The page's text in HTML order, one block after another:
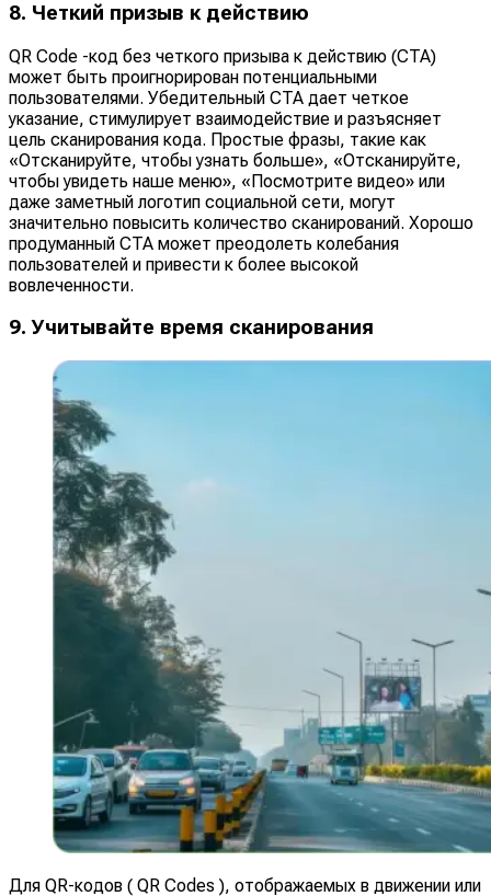
8. Четкий призыв к действию
QR Code -код без четкого призыва к действию (CTA)
может быть проигнорирован потенциальными
пользователями. Убедительный CTA дает четкое
указание, стимулирует взаимодействие и разъясняет
цель сканирования кода. Простые фразы, такие как
«Отсканируйте, чтобы узнать больше», «Отсканируйте,
чтобы увидеть наше меню», «Посмотрите видео» или
даже заметный логотип социальной сети, могут
значительно повысить количество сканирований. Хорошо
продуманный CTA может преодолеть колебания
пользователей и привести к более высокой
вовлеченности.
9. Учитывайте время сканирования
Для QR-кодов ( QR Codes ), отображаемых в движении или